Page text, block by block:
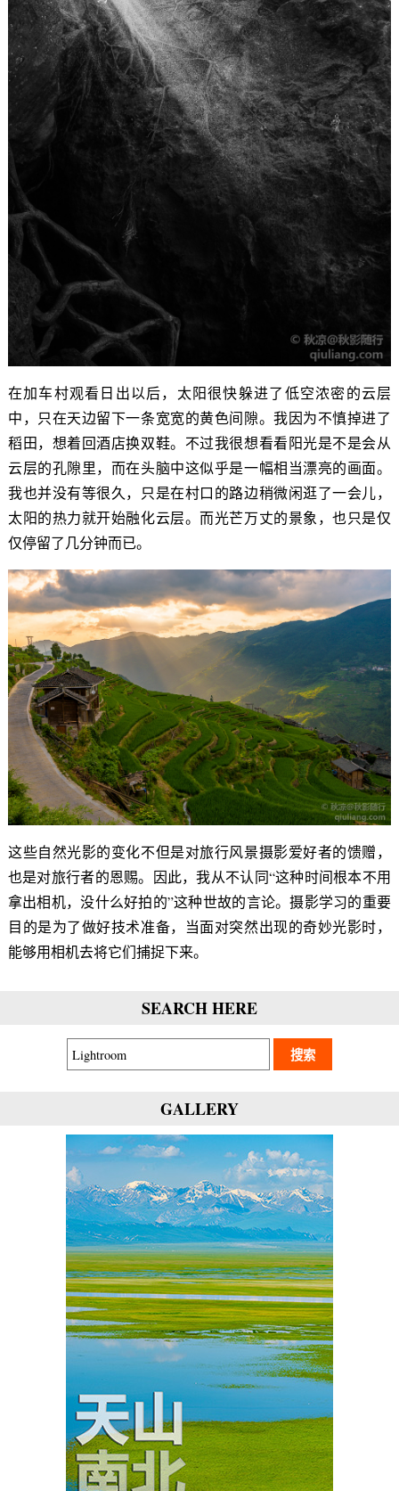
在加车村观看日出以后，太阳很快躲进了低空浓密的云层
中，只在天边留下一条宽宽的黄色间隙。我因为不慎掉进了
稻田，想着回酒店换双鞋。不过我很想看看阳光是不是会从
云层的孔隙里，而在头脑中这似乎是一幅相当漂亮的画面。
我也并没有等很久，只是在村口的路边稍微闲逛了一会儿，
太阳的热力就开始融化云层。而光芒万丈的景象，也只是仅
仅停留了几分钟而已。
这些自然光影的变化不但是对旅行风景摄影爱好者的馈赠，
也是对旅行者的恩赐。因此，我从不认同“这种时间根本不用
拿出相机，没什么好拍的”这种世故的言论。摄影学习的重要
目的是为了做好技术准备，当面对突然出现的奇妙光影时，
能够用相机去将它们捕捉下来。
SEARCH HERE
GALLERY